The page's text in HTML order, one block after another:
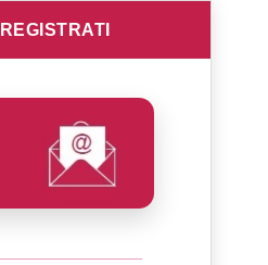
REGISTRATI